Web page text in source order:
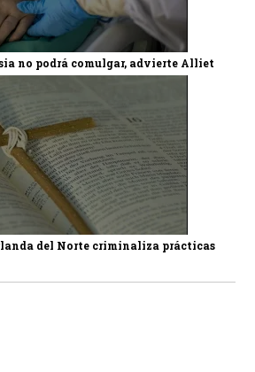
no podrá comulgar, advierte Alliet
del Norte criminaliza prácticas